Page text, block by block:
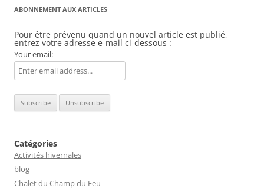
ABONNEMENT AUX ARTICLES
Pour être prévenu quand un nouvel article est publié,
entrez votre adresse e-mail ci-dessous :
Your email:
Catégories
Activités hivernales
blog
Chalet du Champ du Feu